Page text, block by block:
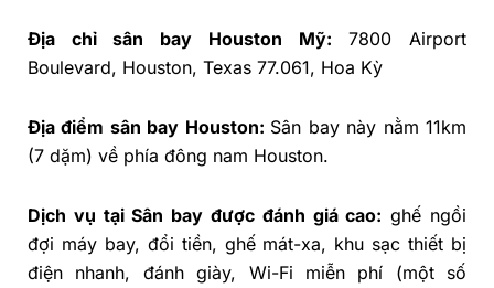
Địa chỉ sân bay Houston Mỹ: 7800 Airport
Boulevard, Houston, Texas 77.061, Hoa Kỳ
Địa điểm sân bay Houston: Sân bay này nằm 11km
(7 dặm) về phía đông nam Houston.
Dịch vụ tại Sân bay được đánh giá cao: ghế ngồi
đợi máy bay, đổi tiền, ghế mát-xa, khu sạc thiết bị
điện nhanh, đánh giày, Wi-Fi miễn phí (một số